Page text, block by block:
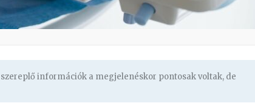
szereplő információk a megjelenéskor pontosak voltak, de